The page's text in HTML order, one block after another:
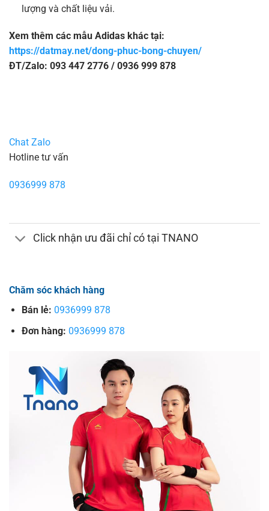
lượng và chất liệu vải.
Xem thêm các mẫu Adidas khác tại:
https://datmay.net/dong-phuc-bong-chuyen/
ĐT/Zalo: 093 447 2776 / 0936 999 878
Chat Zalo
Hotline tư vấn
0936999 878
Click nhận ưu đãi chỉ có tại TNANO
Chăm sóc khách hàng
Bán lẻ: 0936999 878
Đơn hàng: 0936999 878